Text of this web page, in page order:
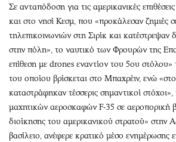
Σε ανταπόδοση για τις αμερικανικές
και στο νησί Κεσμ, που «προκάλεσαν ζημιές
τηλεπικοινωνιών στη Σιρίκ και κατέστρεψαν
στην πόλη», το ναυτικό των Φρουρών της
επίθεση με drones εναντίον του 5ου
του οποίου βρίσκεται στο Μπαχρέιν, ενώ
καταστράφηκαν τέσσερις σημαντικοί
μαχητικών αεροσκαφών F-35 σε αεροπορική
διοίκησης του αμερικανικού στρατού» στην
βασίλειο, ανέφερε κρατικό μέσο ενημέρωσης